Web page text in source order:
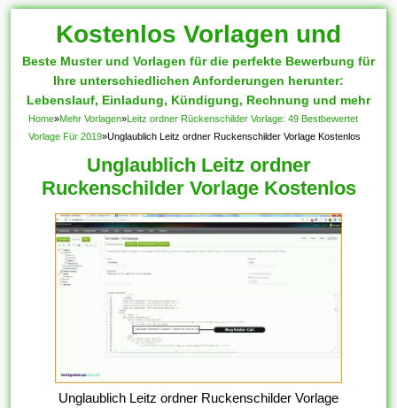
Kostenlos Vorlagen und
Muster
Beste Muster und Vorlagen für die perfekte Bewerbung für
Ihre unterschiedlichen Anforderungen herunter:
Lebenslauf, Einladung, Kündigung, Rechnung und mehr
Home»Mehr Vorlagen»Leitz ordner Rückenschilder Vorlage: 49 Bestbewertet
Vorlage Für 2019»Unglaublich Leitz ordner Ruckenschilder Vorlage Kostenlos
Unglaublich Leitz ordner
Ruckenschilder Vorlage Kostenlos
Unglaublich Leitz ordner Ruckenschilder Vorlage